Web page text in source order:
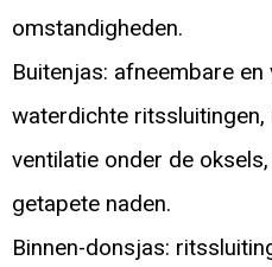
omstandigheden.
Buitenjas: afneembare
waterdichte ritssluitingen,
ventilatie onder de
getapete naden.
Binnen-donsjas: